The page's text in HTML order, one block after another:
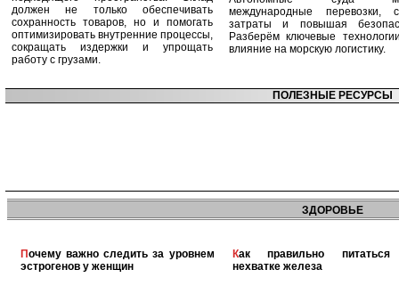
должен не только обеспечивать
сохранность товаров, но и помогать
оптимизировать внутренние процессы,
сокращать издержки и упрощать
работу с грузами.
международные перевозки,
затраты и повышая
Разберём ключевые
влияние на морскую логистику.
ПОЛЕЗНЫЕ РЕСУРСЫ
ЗДОРОВЬЕ
Почему важно следить за уровнем
эстрогенов у женщин
Как правильно питаться при
нехватке железа